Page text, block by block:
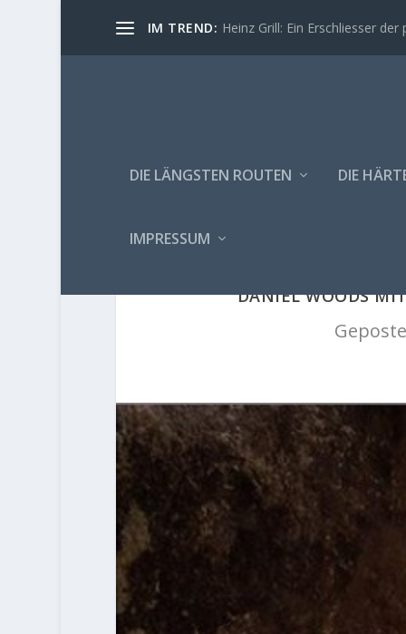
IM TREND: Heinz Grill: Ein Erschliesser
DIE LÄNGSTEN ROUTEN DIE
IMPRESSUM
DANIEL WOODS